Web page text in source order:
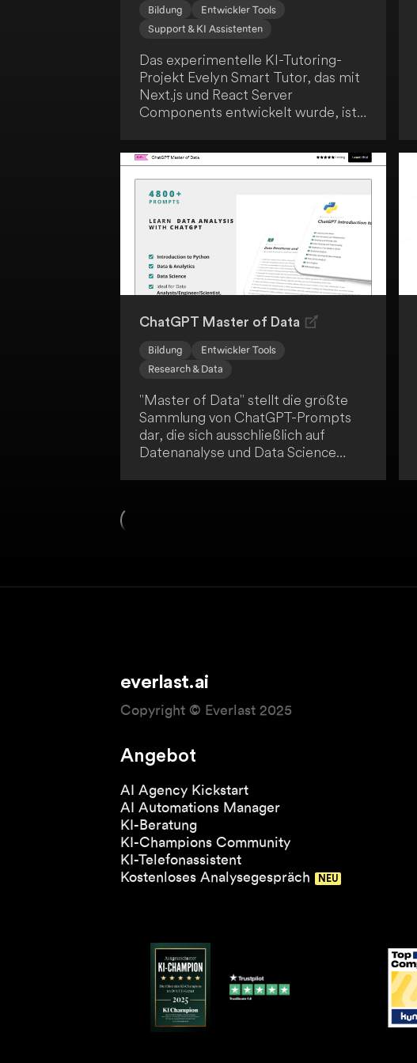
Bildung
Entwickler Tools
Support & KI Assistenten
Das experimentelle KI-Tutoring-
Projekt Evelyn Smart Tutor, das mit
Next.js und React Server
Components entwickelt wurde, ist
generative Benutzeroberflächen
und bietet interaktive Tutoring-
Funktionen. Darüber hinaus gibt es
auch eine kommerzielle Version
über everlynai.com.
ChatGPT Master of Data
Bildung
Entwickler Tools
Research & Data
"Master of Data" stellt die größte
Sammlung von ChatGPT-Prompts
dar, die sich ausschließlich auf
Datenanalyse und Data Science
everlast.ai
Copyright © Everlast 2025
Angebot
AI Agency Kickstart
AI Automations Manager
KI-Beratung
KI-Champions Community
KI-Telefonassistent
Kostenloses Analysegespräch